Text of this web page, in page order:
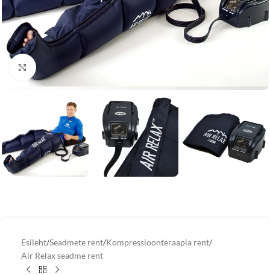
Vaata suuremat pilti
Esileht/Seadmete rent/Kompressioonteraapia rent/
Air Relax seadme rent